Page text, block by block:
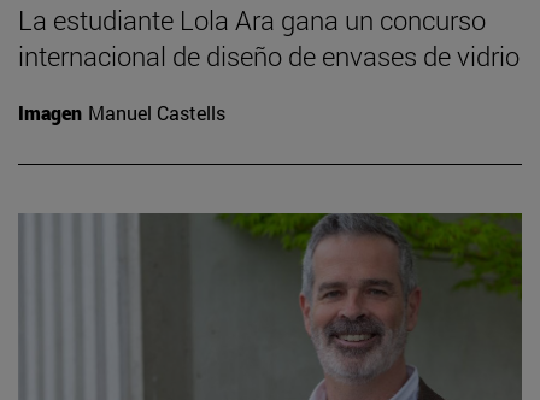
La estudiante Lola Ara gana un concurso
internacional de diseño de envases de vidrio
Imagen Manuel Castells